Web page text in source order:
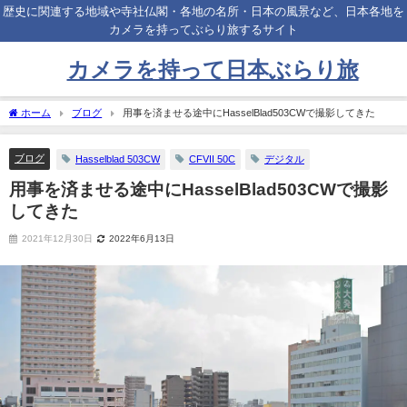
歴史に関連する地域や寺社仏閣・各地の名所・日本の風景など、日本各地を
カメラを持ってぶらり旅するサイト
カメラを持って日本ぶらり旅
ホーム ブログ 用事を済ませる途中にHasselBlad503CWで撮影してきた
ブログ Hasselblad 503CW CFVII 50C デジタル
用事を済ませる途中にHasselBlad503CWで撮影
してきた
2021年12月30日 2022年6月13日